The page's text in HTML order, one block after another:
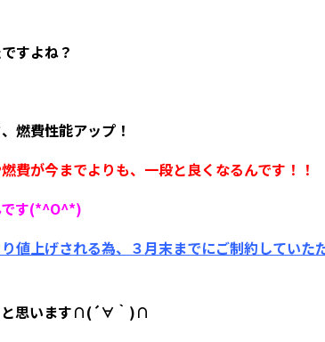
すよね？
燃費性能アップ！
費が今までよりも、一段と良くなるんです！！
です(*^O^*)
値上げされる為、３月末までにご制約していた
と思います∩(´∀｀)∩